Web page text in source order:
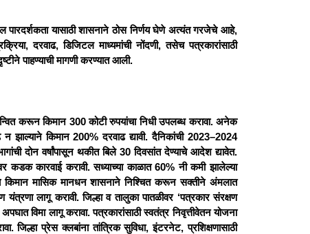
पारदर्शकता यासाठी शासनाने ठोस निर्णय घेणे अत्यंत गरजेचे आहे,
दरवाढ, डिजिटल माध्यमांची नोंदणी, तसेच पत्रकारांसाठी
पाहण्याची मागणी करण्यात आली.
करून किमान 300 कोटी रुपयांचा निधी उपलब्ध करावा. अनेक
न झाल्याने किमान 200% दरवाढ द्यावी. दैनिकांची 2023–2024
दोन वर्षांपासून थकीत बिले 30 दिवसांत देण्याचे आदेश द्यावेत.
कडक कारवाई करावी. सध्याच्या काळात 60% नी कमी झालेल्या
किमान मासिक मानधन शासनाने निश्चित करून सक्तीने अंमलात
लागू करावी. जिल्हा व तालुका पातळीवर ‘पत्रकार संरक्षण
विमा लागू करावा. पत्रकारांसाठी स्वतंत्र निवृत्तीवेतन योजना
जिल्हा प्रेस क्लबांना तांत्रिक सुविधा, इंटरनेट, प्रशिक्षणासाठी